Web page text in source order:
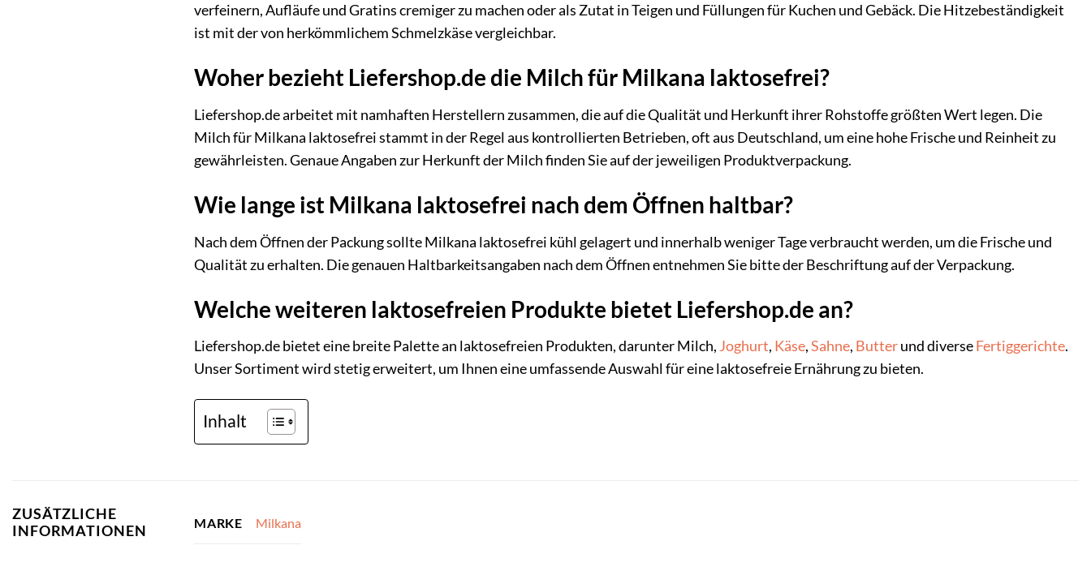
verfeinern, Aufläufe und Gratins cremiger zu machen oder als Zutat in Teigen und Füllungen für Kuchen und Gebäck. Die Hitzebeständigkeit
ist mit der von herkömmlichem Schmelzkäse vergleichbar.
Woher bezieht Liefershop.de die Milch für Milkana laktosefrei?
Liefershop.de arbeitet mit namhaften Herstellern zusammen, die auf die Qualität und Herkunft ihrer Rohstoffe größten Wert legen. Die
Milch für Milkana laktosefrei stammt in der Regel aus kontrollierten Betrieben, oft aus Deutschland, um eine hohe Frische und Reinheit zu
gewährleisten. Genaue Angaben zur Herkunft der Milch finden Sie auf der jeweiligen Produktverpackung.
Wie lange ist Milkana laktosefrei nach dem Öffnen haltbar?
Nach dem Öffnen der Packung sollte Milkana laktosefrei kühl gelagert und innerhalb weniger Tage verbraucht werden, um die Frische und
Qualität zu erhalten. Die genauen Haltbarkeitsangaben nach dem Öffnen entnehmen Sie bitte der Beschriftung auf der Verpackung.
Welche weiteren laktosefreien Produkte bietet Liefershop.de an?
Liefershop.de bietet eine breite Palette an laktosefreien Produkten, darunter Milch,Joghurt, Käse,Sahne, Butterund diverseFertiggerichte.
Unser Sortiment wird stetig erweitert, um Ihnen eine umfassende Auswahl für eine laktosefreie Ernährung zu bieten.
Inhalt
ZUSÄTZLICHE
INFORMATIONEN
MARKE Milkana